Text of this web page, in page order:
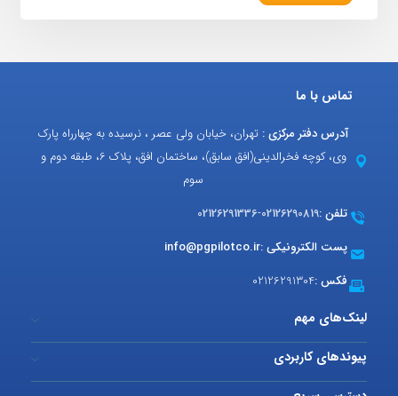
تماس با ما
آدرس دفتر مرکزی : تهران، خیابان ولی عصر ، نرسیده به چهارراه پارک
وی، کوچه فخرالدینی(افق سابق)، ساختمان افق، پلاک 6، طبقه دوم و
سوم
تلفن :02126290819
-
02126291336
پست الکترونیکی :info@pgpilotco.ir
فکس :02126291304
لینک‌های مهم
پیوندهای کاربردی